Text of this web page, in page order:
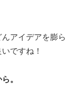
アイデアを膨ら
ですね！
。